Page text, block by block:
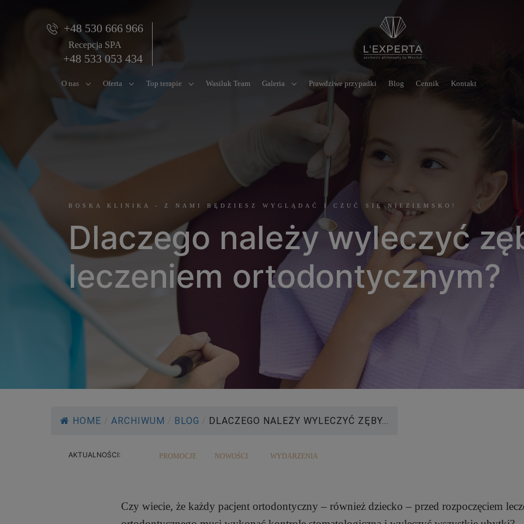
+48 530 666 966
Recepcja SPA
+48 533 053 434
O nas Oferta Top terapie Wasiluk Team Galeria Prawdziwe przypadki Blog Cennik Kontakt
BOSKA KLINIKA - Z NAMI BĘDZIESZ WYGLĄDAĆ I CZUĆ SIĘ NIEZIEMSKO!
Dlaczego należy wyleczyć
leczeniem ortodontycznym?
HOME ARCHIWUM BLOG DLACZEGO NALEŻY WYLECZYĆ ZĘBY...
AKTUALNOŚCI: PROMOCJE NOWOŚCI WYDARZENIA
Czy wiecie, że każdy pacjent ortodontyczny – również dziecko – przed rozpoczęciem